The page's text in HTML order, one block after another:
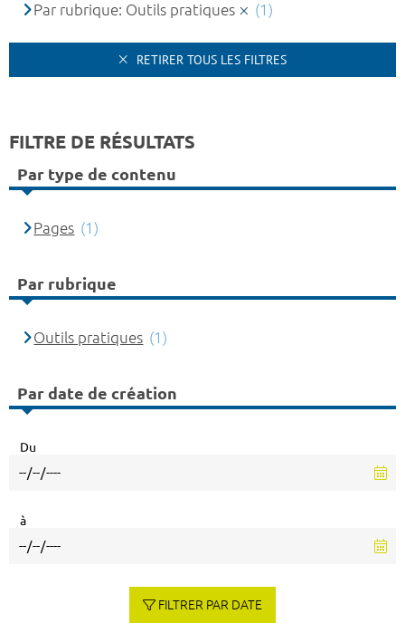
Par rubrique: Outils pratiques
(1)
RETIRER TOUS LES FILTRES
FILTRE DE RÉSULTATS
Par type de contenu
Pages (1)
Par rubrique
Outils pratiques (1)
Par date de création
Du
à
FILTRER PAR DATE